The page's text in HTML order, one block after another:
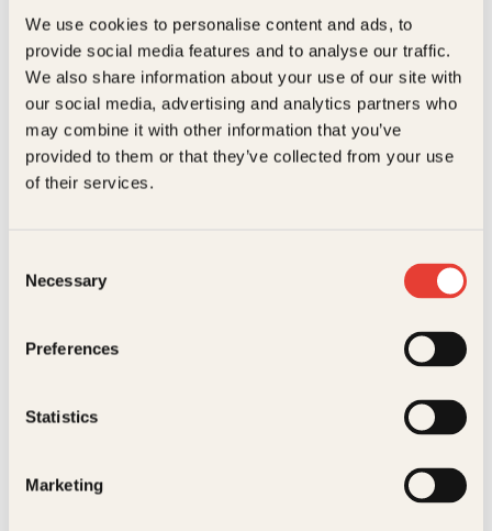
We use cookies to personalise content and ads, to
provide social media features and to analyse our traffic.
We also share information about your use of our site with
our social media, advertising and analytics partners who
may combine it with other information that you’ve
provided to them or that they’ve collected from your use
of their services.
Selection
Necessary
Preferences
Statistics
Marketing
Geir Holmsen, Paolo Vinaccia, Trond Brænne, Wolfgang
Plagge
Geir Holmsen, Jo Ann Benell, Marianne Foss, Paolo Vinaccia,